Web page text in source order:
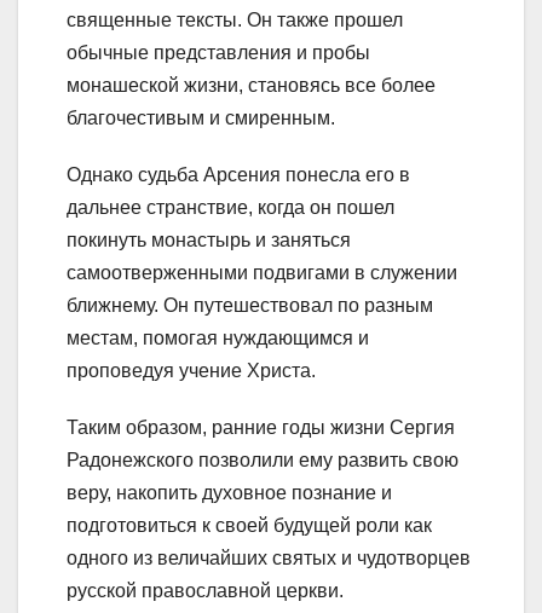
священные тексты. Он также прошел
обычные представления и пробы
монашеской жизни, становясь все более
благочестивым и смиренным.
Однако судьба Арсения понесла его в
дальнее странствие, когда он пошел
покинуть монастырь и заняться
самоотверженными подвигами в служении
ближнему. Он путешествовал по разным
местам, помогая нуждающимся и
проповедуя учение Христа.
Таким образом, ранние годы жизни Сергия
Радонежского позволили ему развить свою
веру, накопить духовное познание и
подготовиться к своей будущей роли как
одного из величайших святых и чудотворцев
русской православной церкви.